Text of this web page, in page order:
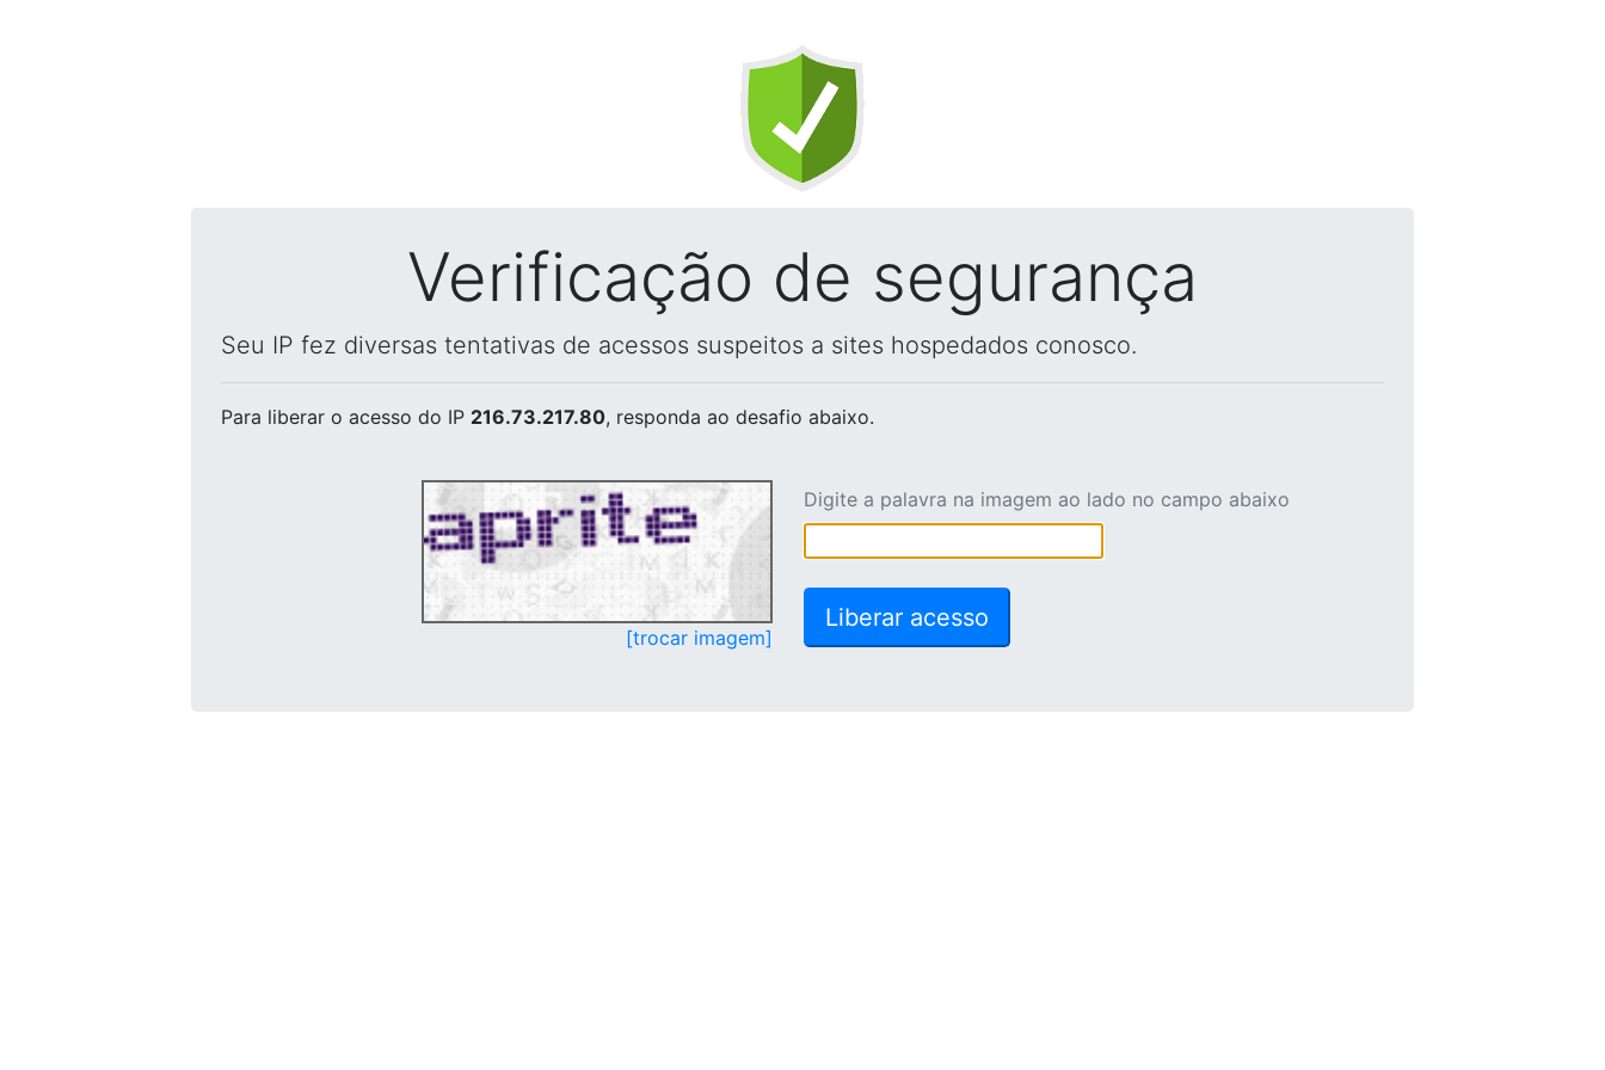
Verificação de segurança
Seu IP fez diversas tentativas de acessos suspeitos a sites hospedados conosco.
Para liberar o acesso do IP 216.73.217.80, responda ao desafio abaixo.
[trocar imagem]
Digite a palavra na imagem ao lado no campo abaixo